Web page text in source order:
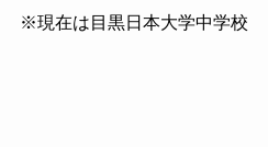
※現在は目黒日本大学中学校